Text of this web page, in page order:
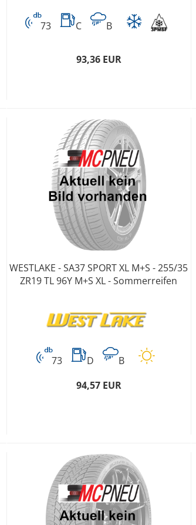
73 C B
93,36 EUR
WESTLAKE - SA37 SPORT XL M+S - 255/35
ZR19 TL 96Y M+S XL - Sommerreifen
73 D
B
94,57 EUR